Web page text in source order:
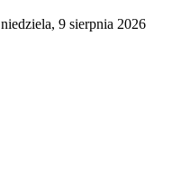
niedziela, 9 sierpnia 2026